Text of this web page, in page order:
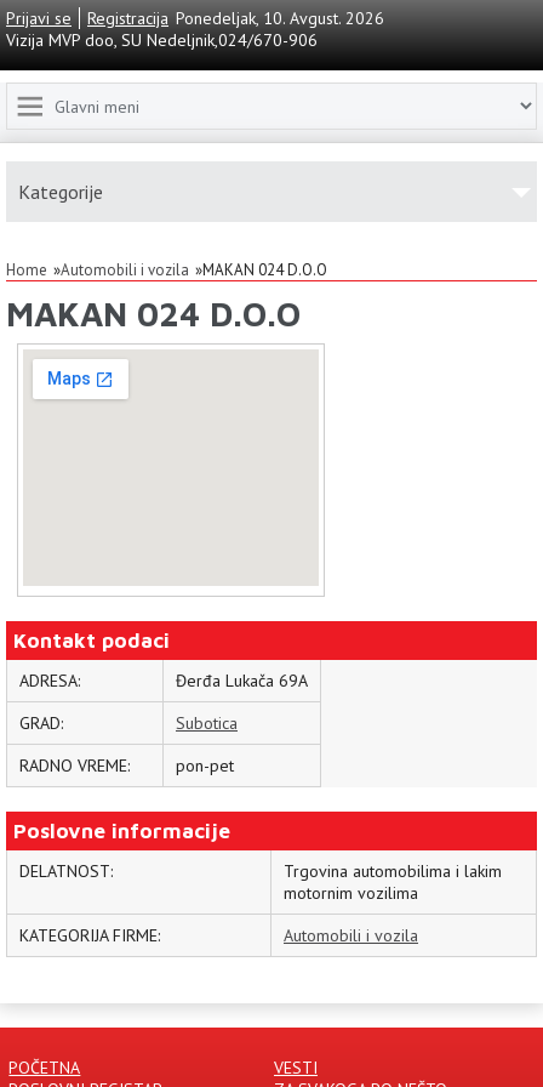
Prijavi se Registracija Ponedeljak, 10. Avgust. 2026
Vizija MVP doo, SU Nedeljnik,024/670-906
Home Automobili i vozila MAKAN 024 D.O.O
MAKAN 024 D.O.O
Kontakt podaci
ADRESA:
Đerđa Lukača 69A
GRAD:
Subotica
RADNO VREME:
pon-pet
Poslovne informacije
DELATNOST:
Trgovina automobilima i lakim
motornim vozilima
KATEGORIJA FIRME:
Automobili i vozila
Kаtegorije
POČETNA
VESTI